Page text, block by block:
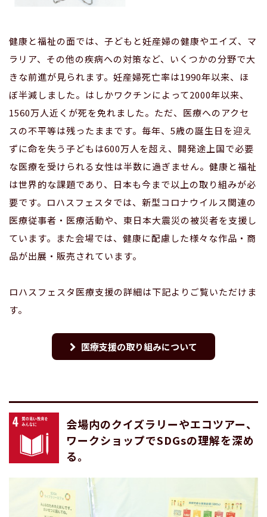
健康と福祉の面では、子どもと妊産婦の健康やエイズ、マ
ラリア、その他の疾病への対策など、いくつかの分野で大
きな前進が見られます。妊産婦死亡率は1990年以来、ほ
ぼ半減しました。はしかワクチンによって2000年以来、
1560万人近くが死を免れました。ただ、医療へのアクセ
スの不平等は残ったままです。毎年、5歳の誕生日を迎え
ずに命を失う子どもは600万人を超え、開発途上国で必要
な医療を受けられる女性は半数に過ぎません。健康と福祉
は世界的な課題であり、日本も今まで以上の取り組みが必
要です。ロハスフェスタでは、新型コロナウイルス関連の
医療従事者・医療活動や、東日本大震災の被災者を支援し
ています。また会場では、健康に配慮した様々な作品・商
品が出展・販売されています。
ロハスフェスタ医療支援の詳細は下記よりご覧いただけま
す。
医療支援の取り組みについて
会場内のクイズラリーやエコツアー、
ワークショップでSDGsの理解を深め
る。